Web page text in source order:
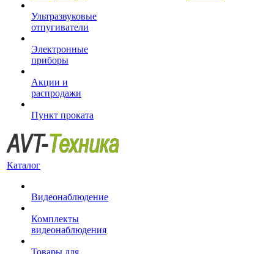
Ультразвуковые
отпугиватели
Электронные
приборы
Акции и
распродажи
Пункт проката
Каталог
Видеонаблюдение
Комплекты
видеонаблюдения
Товары для